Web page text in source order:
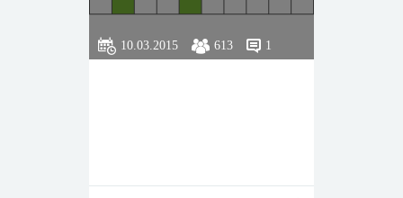
10.03.2015 613 1